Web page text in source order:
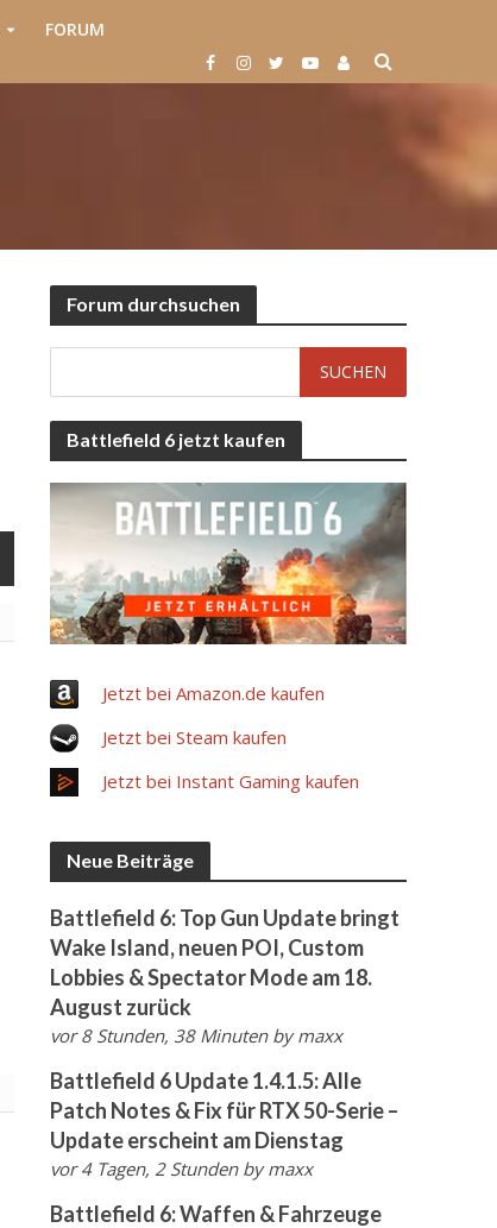
FORUM
Forum durchsuchen
Battlefield 6 jetzt kaufen
Jetzt bei Amazon.de kaufen
Jetzt bei Steam kaufen
Jetzt bei Instant Gaming kaufen
Neue Beiträge
Battlefield 6: Top Gun Update bringt
Wake Island, neuen POI, Custom
Lobbies & Spectator Mode am 18.
August zurück
vor 8 Stunden, 38 Minuten bymaxx
Battlefield 6 Update 1.4.1.5: Alle
Patch Notes & Fix für RTX 50-Serie –
Update erscheint am Dienstag
vor 4 Tagen, 2 Stunden bymaxx
Battlefield 6: Waffen & Fahrzeuge